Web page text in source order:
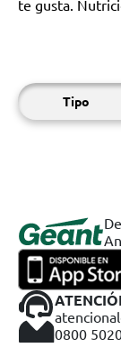
te gusta.
Tipo
0800